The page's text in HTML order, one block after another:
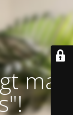
man